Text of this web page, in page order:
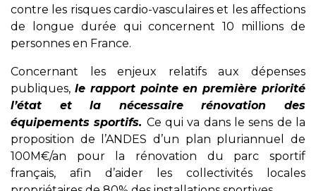
contre les risques cardio-vasculaires et les affections
de longue durée qui concernent 10 millions de
personnes en France.
Concernant les enjeux relatifs aux dépenses
publiques, le rapport pointe en première priorité
l’état et la nécessaire rénovation des
équipements sportifs. Ce qui va dans le sens de la
proposition de l’ANDES d’un plan pluriannuel de
100M€/an pour la rénovation du parc sportif
français, afin d’aider les collectivités locales